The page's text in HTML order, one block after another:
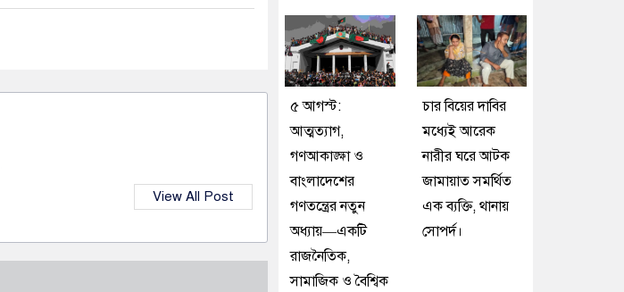
View All Post
৫ আগস্ট:
আত্মত্যাগ,
গণআকাঙ্ক্ষা ও
বাংলাদেশের
গণতন্ত্রের নতুন
অধ্যায়—একটি
রাজনৈতিক,
সামাজিক ও বৈশ্বিক
চার বিয়ের দাবির
মধ্যেই আরেক
নারীর ঘরে আটক
জামায়াত সমর্থিত
এক ব্যক্তি, থানায়
সোপর্দ।